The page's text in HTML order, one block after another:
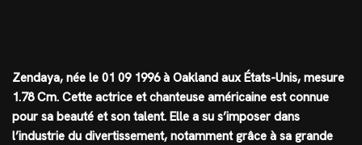
Zendaya, née le 01 09 1996 à Oakland aux États-Unis, mesure
1.78 Cm. Cette actrice et chanteuse américaine est connue
pour sa beauté et son talent. Elle a su s’imposer dans
l’industrie du divertissement, notamment grâce à sa grande